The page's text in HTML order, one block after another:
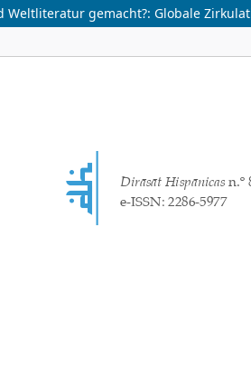
Weltliteratur gemacht?: Globale